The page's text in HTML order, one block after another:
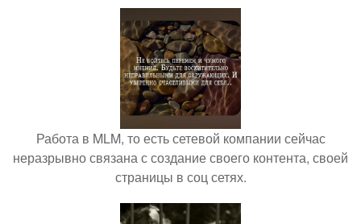
Работа в MLM, то есть сетевой компании сейчас
неразрывно связана с создание своего контента, своей
страницы в соц сетях.